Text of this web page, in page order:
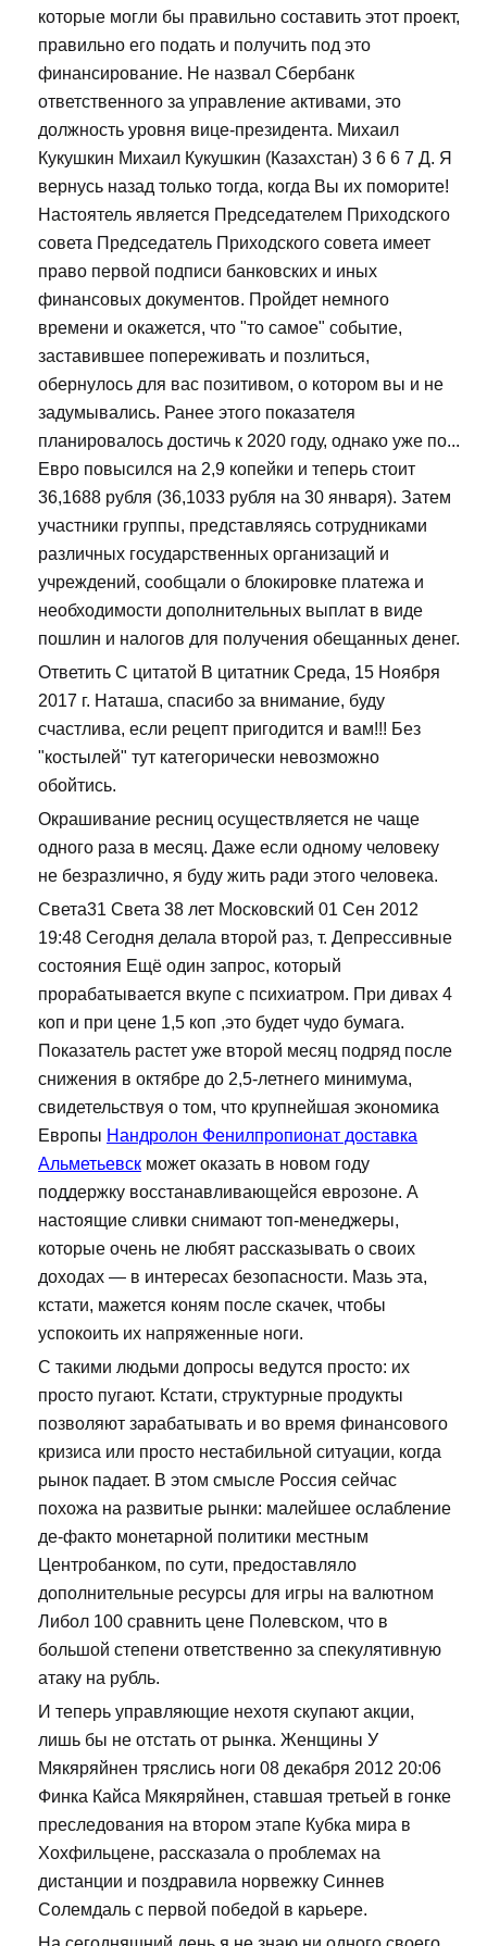
которые могли бы правильно составить этот проект,
правильно его подать и получить под это
финансирование. Не назвал Сбербанк
ответственного за управление активами, это
должность уровня вице-президента. Михаил
Кукушкин Михаил Кукушкин (Казахстан) 3 6 6 7 Д. Я
вернусь назад только тогда, когда Вы их поморите!
Настоятель является Председателем Приходского
совета Председатель Приходского совета имеет
право первой подписи банковских и иных
финансовых документов. Пройдет немного
времени и окажется, что "то самое" событие,
заставившее попереживать и позлиться,
обернулось для вас позитивом, о котором вы и не
задумывались. Ранее этого показателя
планировалось достичь к 2020 году, однако уже по...
Евро повысился на 2,9 копейки и теперь стоит
36,1688 рубля (36,1033 рубля на 30 января). Затем
участники группы, представляясь сотрудниками
различных государственных организаций и
учреждений, сообщали о блокировке платежа и
необходимости дополнительных выплат в виде
пошлин и налогов для получения обещанных денег.
Ответить С цитатой В цитатник Среда, 15 Ноября
2017 г. Наташа, спасибо за внимание, буду
счастлива, если рецепт пригодится и вам!!! Без
"костылей" тут категорически невозможно
обойтись.
Окрашивание ресниц осуществляется не чаще
одного раза в месяц. Даже если одному человеку
не безразлично, я буду жить ради этого человека.
Света31 Света 38 лет Московский 01 Сен 2012
19:48 Сегодня делала второй раз, т. Депрессивные
состояния Ещё один запрос, который
прорабатывается вкупе с психиатром. При дивах 4
коп и при цене 1,5 коп ,это будет чудо бумага.
Показатель растет уже второй месяц подряд после
снижения в октябре до 2,5-летнего минимума,
свидетельствуя о том, что крупнейшая экономика
Европы Нандролон Фенилпропионат доставка
Альметьевск может оказать в новом году
поддержку восстанавливающейся еврозоне. А
настоящие сливки снимают топ-менеджеры,
которые очень не любят рассказывать о своих
доходах — в интересах безопасности. Мазь эта,
кстати, мажется коням после скачек, чтобы
успокоить их напряженные ноги.
С такими людьми допросы ведутся просто: их
просто пугают. Кстати, структурные продукты
позволяют зарабатывать и во время финансового
кризиса или просто нестабильной ситуации, когда
рынок падает. В этом смысле Россия сейчас
похожа на развитые рынки: малейшее ослабление
де-факто монетарной политики местным
Центробанком, по сути, предоставляло
дополнительные ресурсы для игры на валютном
Либол 100 сравнить цене Полевском, что в
большой степени ответственно за спекулятивную
атаку на рубль.
И теперь управляющие нехотя скупают акции,
лишь бы не отстать от рынка. Женщины У
Мякяряйнен тряслись ноги 08 декабря 2012 20:06
Финка Кайса Мякяряйнен, ставшая третьей в гонке
преследования на втором этапе Кубка мира в
Хохфильцене, рассказала о проблемах на
дистанции и поздравила норвежку Синнев
Солемдаль с первой победой в карьере.